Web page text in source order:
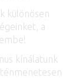
különösen
a
kínálatunk